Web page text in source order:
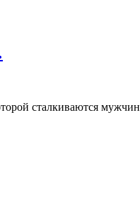
сталкиваются